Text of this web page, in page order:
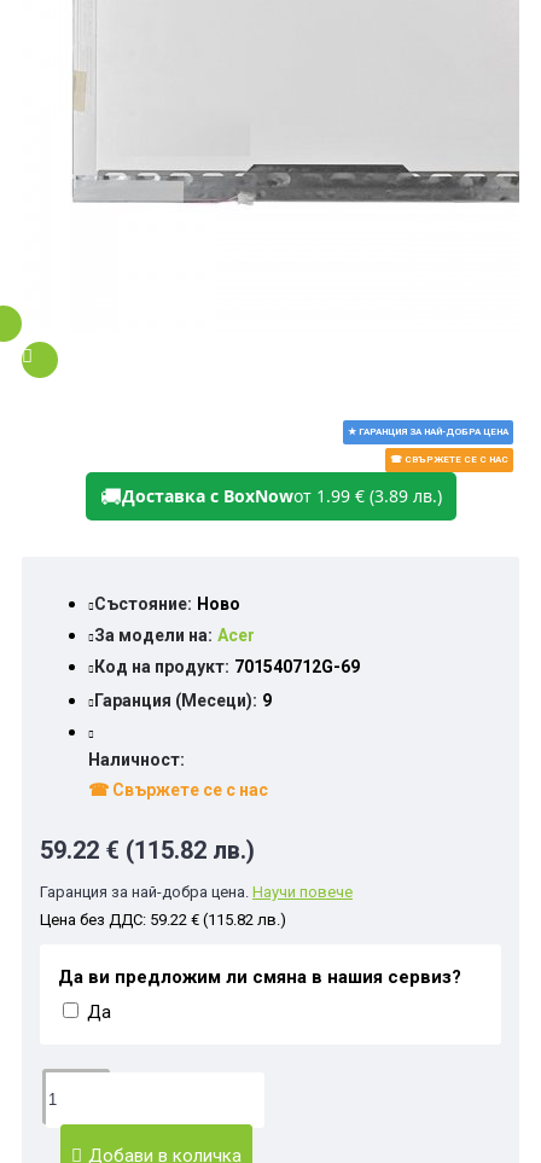
★ ГАРАНЦИЯ ЗА НАЙ-ДОБРА ЦЕНА
☎ СВЪРЖЕТЕ СЕ С НАС
🚚Доставка с BoxNowот 1.99 € (3.89 лв.)
Състояние: Ново
За модели на: Acer
Код на продукт: 701540712G-69
Гаранция (Месеци): 9
Наличност:
☎ Свържете се с нас
59.22 € (115.82 лв.)
Гаранция за най-добра цена. Научи повече
Цена без ДДС: 59.22 € (115.82 лв.)
Да ви предложим ли смяна в нашия сервиз?
Да
Добави в количка